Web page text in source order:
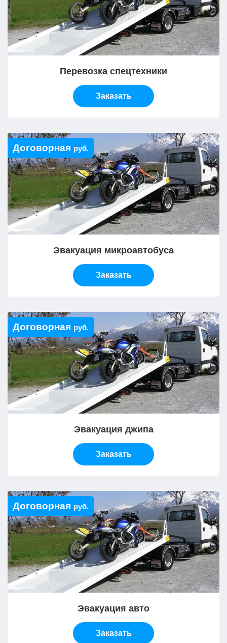
Перевозка спецтехники
Заказать
Договорная руб.
Эвакуация микроавтобуса
Заказать
Договорная руб.
Эвакуация джипа
Заказать
Договорная руб.
Эвакуация авто
Заказать